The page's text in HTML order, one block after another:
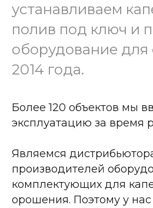
устанавливаем
полив под ключ и
оборудование
2014 года.
Более 120 объектов мы
эксплуатацию за время
Являемся
производителей
комплектующих для
орошения. Поэтому у